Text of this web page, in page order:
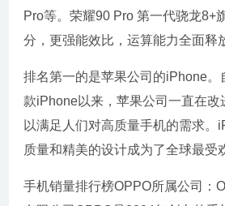
Pro等。荣耀90 Pro 第一代骁龙8+
分，更强能效比，运算能力全面释
排名第一的是苹果公司的iPhone。
款iPhone以来，苹果公司一直在改
以满足人们对高质量手机的需求。
质量和精美的设计成为了全球最受
手机销量排行榜OPPO所属公司：